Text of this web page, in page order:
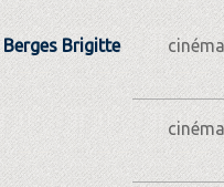
Berges Brigitte cinéma
cinéma